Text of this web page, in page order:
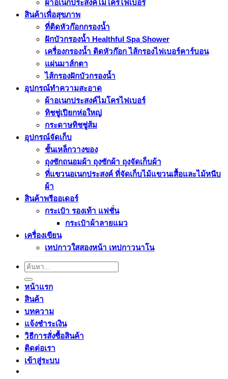
ผ้าอเนกประสงค์ไมโครไฟเบอร์
สินค้าเพื่อสุขภาพ
ที่ติดหัวก๊อกกรองน้ำ
ฝักบัวกรองน้ำ Healthful Spa Shower
เครื่องกรองน้ำ ติดหัวก๊อก ไส้กรองไฟเบอร์คาร์บอน
แผ่นมาส์กตา
ไส้กรองฝักบัวกรองน้ำ
อุปกรณ์ทำความสะอาด
ผ้าอเนกประสงค์ไมโครไฟเบอร์
ทิชชู่เปียกห่อใหญ่
กระดาษทิชชู่ส้ม
อุปกรณ์จัดเก็บ
ชั้นเหล็กวางของ
ถุงซักถนอมผ้า ถุงซักผ้า ถุงจัดเก็บผ้า
ที่แขวนอเนกประสงค์ ที่จัดเก็บไม้แขวนเสื้อและไม้หนีบ
ผ้า
สินค้าพรีออเดอร์
กระเป๋า รองเท้า แฟชั่น
กระเป๋าผ้าลายแมว
เครื่องเขียน
เทปกาวใสสองหน้า เทปกาวนาโน
ค้นหา:
หน้าแรก
สินค้า
บทความ
แจ้งชำระเงิน
วิธีการสั่งซื้อสินค้า
ติดต่อเรา
เข้าสู่ระบบ